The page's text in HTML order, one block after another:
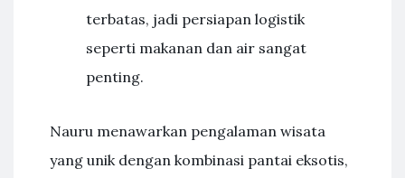
terbatas, jadi persiapan logistik
seperti makanan dan air sangat
penting.
Nauru menawarkan pengalaman wisata
yang unik dengan kombinasi pantai eksotis,